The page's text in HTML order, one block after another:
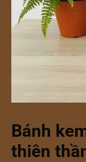
Bánh
thiên